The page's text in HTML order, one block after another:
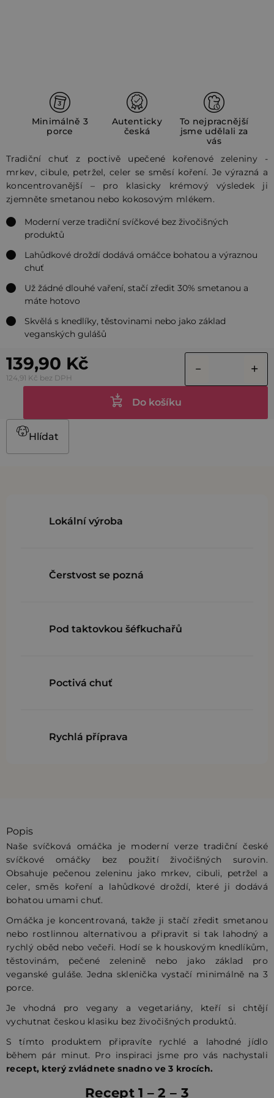
Minimálně 3
porce
Autenticky
česká
To nejpracnější
jsme udělali za
vás
Tradiční chuť z poctivě upečené kořenové zeleniny -
mrkev, cibule, petržel, celer se směsí koření. Je výrazná a
koncentrovanější – pro klasicky krémový výsledek ji
zjemněte smetanou nebo kokosovým mlékem.
Moderní verze tradiční svíčkové bez živočišných
produktů
Lahůdkové droždí dodává omáčce bohatou a výraznou
chuť
Už žádné dlouhé vaření, stačí zředit 30% smetanou a
máte hotovo
Skvělá s knedlíky, těstovinami nebo jako základ
veganských gulášů
139,90 Kč
124,91 Kč bez DPH
Do košíku
Hlídat
Lokální výroba
Čerstvost se pozná
Pod taktovkou šéfkuchařů
Poctivá chuť
Rychlá příprava
Popis
Naše svíčková omáčka je moderní verze tradiční české
svíčkové omáčky bez použití živočišných surovin.
Obsahuje pečenou zeleninu jako mrkev, cibuli, petržel a
celer, směs koření a lahůdkové droždí, které ji dodává
bohatou umami chuť.
Omáčka je koncentrovaná, takže ji stačí zředit smetanou
nebo rostlinnou alternativou a připravit si tak lahodný a
rychlý oběd nebo večeři. Hodí se k houskovým knedlíkům,
těstovinám, pečené zelenině nebo jako základ pro
veganské guláše. Jedna sklenička vystačí minimálně na 3
porce.
Je vhodná pro vegany a vegetariány, kteří si chtějí
vychutnat českou klasiku bez živočišných produktů.
S tímto produktem připravíte rychlé a lahodné jídlo
během pár minut. Pro inspiraci jsme pro vás nachystali
recept, který zvládnete snadno ve 3 krocích.
Recept 1 – 2 – 3